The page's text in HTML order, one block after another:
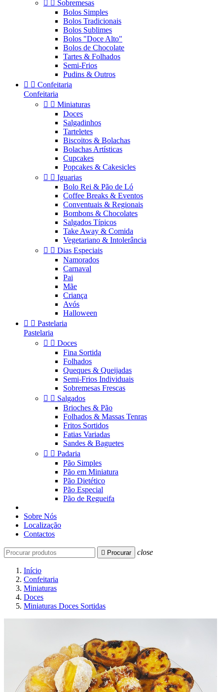
  Sobremesas
Bolos Simples
Bolos Tradicionais
Bolos Sublimes
Bolos "Doce Alto"
Bolos de Chocolate
Tartes & Folhados
Semi-Frios
Pudins & Outros
  Confeitaria
Confeitaria
  Miniaturas
Doces
Salgadinhos
Tarteletes
Biscoitos & Bolachas
Bolachas Artísticas
Cupcakes
Popcakes & Cakesicles
  Iguarias
Bolo Rei & Pão de Ló
Coffee Breaks & Eventos
Conventuais & Regionais
Bombons & Chocolates
Salgados Típicos
Take Away & Comida
Vegetariano & Intolerância
  Dias Especiais
Namorados
Carnaval
Pai
Mãe
Criança
Avós
Halloween
  Pastelaria
Pastelaria
  Doces
Fina Sortida
Folhados
Queques & Queijadas
Semi-Frios Individuais
Sobremesas Frescas
  Salgados
Brioches & Pão
Folhados & Massas Tenras
Fritos Sortidos
Fatias Variadas
Sandes & Baguetes
  Padaria
Pão Simples
Pão em Miniatura
Pão Dietético
Pão Especial
Pão de Regueifa
Sobre Nós
Localização
Contactos
 Procurar close
Início
Confeitaria
Miniaturas
Doces
Miniaturas Doces Sortidas